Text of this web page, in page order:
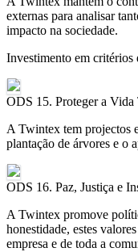
externas para analisar
impacto na sociedade.
Investimento em critérios
ODS 15. Proteger a Vida
A Twintex tem projectos
plantação de árvores e o
ODS 16. Paz, Justiça e
A Twintex promove
honestidade, estes
empresa e de toda a